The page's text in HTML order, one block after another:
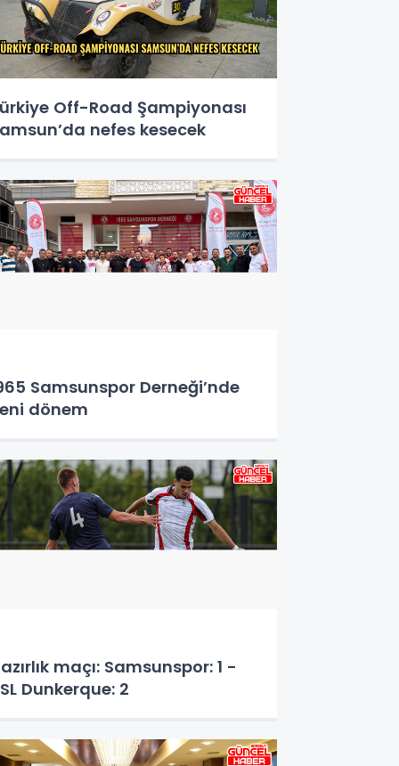
Off-Road Şampiyonası
nefes kesecek
Samsunspor Derneği’nde
dönem
maçı: Samsunspor: 1 -
Dunkerque: 2